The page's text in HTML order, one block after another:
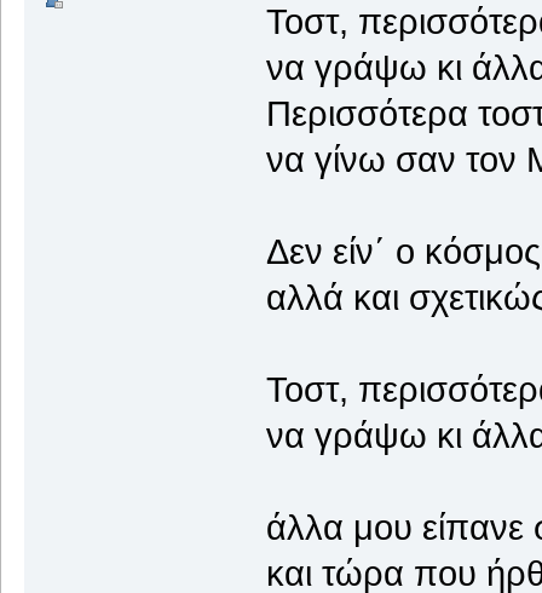
Τοστ,
να γράψω κι
Περισσότερα
να γίνω σαν τον
Δεν είν΄ ο
αλλά και
Τοστ,
να γράψω κι
άλλα μου
και τώρα που